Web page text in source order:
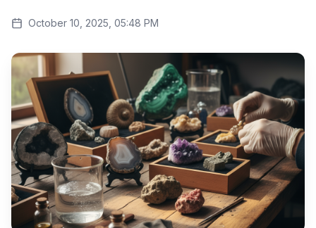
October 10, 2025, 05:48 PM